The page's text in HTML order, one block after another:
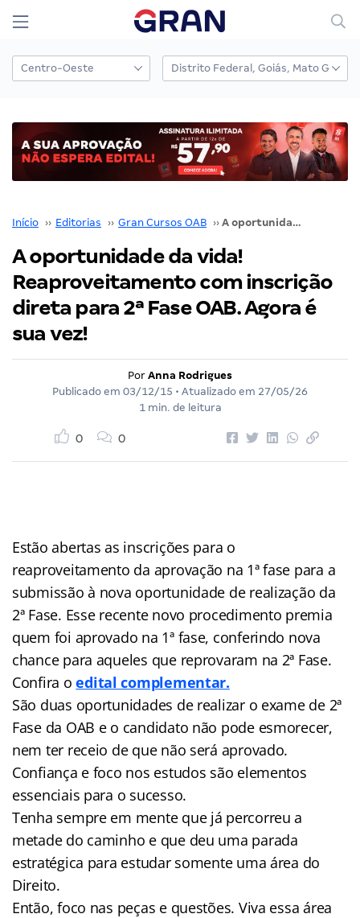
Início ›› Editorias ›› Gran Cursos OAB ›› A oportunidade da vida! Reaproveitamento com inscrição direta para 2ª Fase OAB. Agora é sua vez!
A oportunidade da vida!
Reaproveitamento com inscrição
direta para 2ª Fase OAB. Agora é
sua vez!
Por Anna Rodrigues
Publicado em 03/12/15 • Atualizado em 27/05/26
1 min. de leitura
0 0
Estão abertas as inscrições para o
reaproveitamento da aprovação na 1ª fase para a
submissão à nova oportunidade de realização da
2ª Fase. Esse recente novo procedimento premia
quem foi aprovado na 1ª fase, conferindo nova
chance para aqueles que reprovaram na 2ª Fase.
Confira oedital complementar.
São duas oportunidades de realizar o exame de 2ª
Fase da OAB e o candidato não pode esmorecer,
nem ter receio de que não será aprovado.
Confiança e foco nos estudos são elementos
essenciais para o sucesso.
Tenha sempre em mente que já percorreu a
metade do caminho e que deu uma parada
estratégica para estudar somente uma área do
Direito.
Então, foco nas peças e questões. Viva essa área